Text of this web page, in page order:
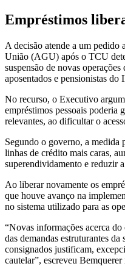
Empréstimos
A decisão atende a um pedido
União (AGU) após o TCU
suspensão de novas
aposentados e pensionistas do
No recurso, o Executivo
empréstimos pessoais poderia
relevantes, ao dificultar o
Segundo o governo, a medida
linhas de crédito mais caras,
superendividamento e reduzir
Ao liberar novamente os
que houve avanço na
no sistema utilizado para as
“Novas informações acerca
das demandas estruturantes da
consignados justificam,
cautelar”, escreveu Bemquerer